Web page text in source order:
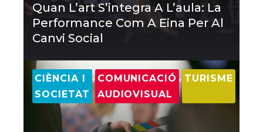
Quan L’art S’integra A L’aula: La
Performance Com A Eina Per Al
Canvi Social
CIÈNCIA I
SOCIETAT
, COMUNICACIÓ
AUDIOVISUAL
, TURISME